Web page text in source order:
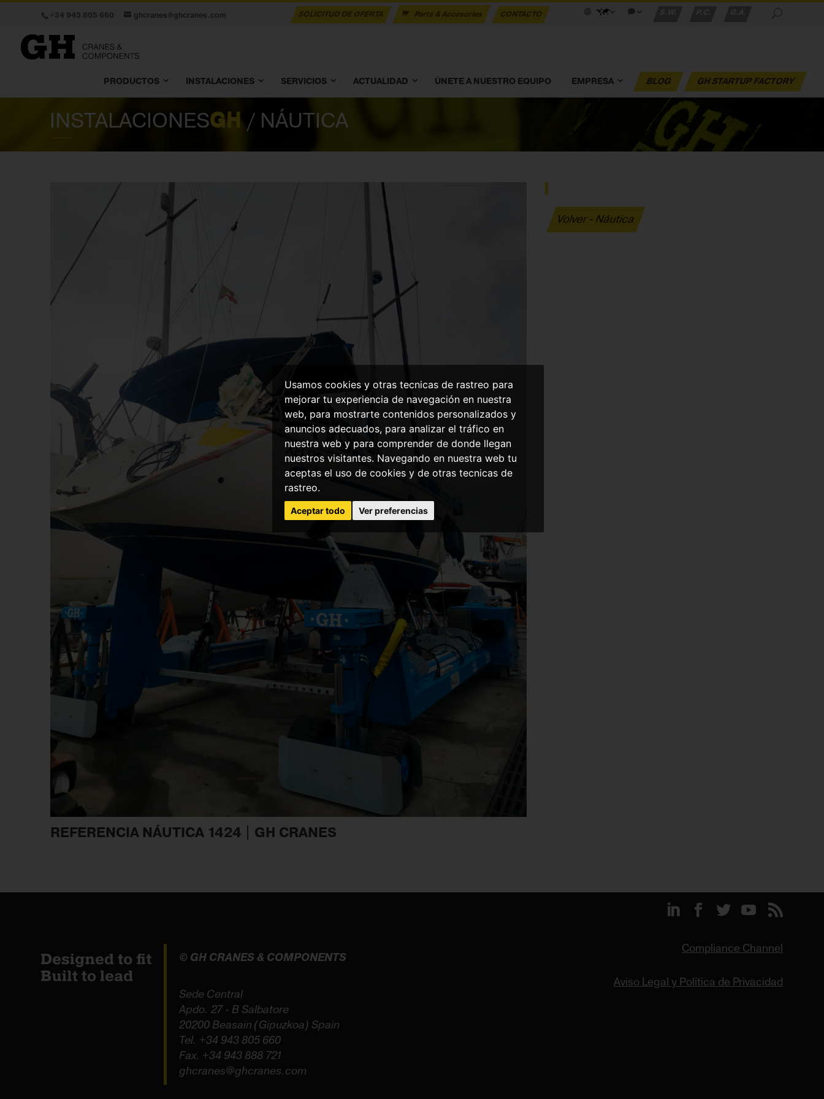
Usamos cookies y otras tecnicas de rastreo para
mejorar tu experiencia de navegación en nuestra
web, para mostrarte contenidos personalizados y
anuncios adecuados, para analizar el tráfico en
nuestra web y para comprender de donde llegan
nuestros visitantes. Navegando en nuestra web tu
aceptas el uso de cookies y de otras tecnicas de
rastreo.
Aceptar todo Ver preferencias
+34 943 805 660 ghcranes@ghcranes.com SOLICITUD DE OFERTA Parts & Accesories CONTACTO
PRODUCTOS INSTALACIONES SERVICIOS ACTUALIDAD ÚNETE A NUESTRO EQUIPO EMPRESA BLOG GH STARTUP FACTORY
INSTALACIONESGH / NÁUTICA
REFERENCIA NÁUTICA 1424 | GH CRANES
Volver - Náutica
Compliance Channel
Aviso Legal y Política de Privacidad
© GH CRANES & COMPONENTS
Sede Central
Apdo. 27 - B Salbatore
20200 Beasain (Gipuzkoa) Spain
Tel. +34 943 805 660
Fax. +34 943 888 721
ghcranes@ghcranes.com